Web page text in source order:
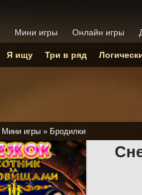
Мини игры » Бродилки
Мини игры Онлайн игры
Я ищу Три в ряд